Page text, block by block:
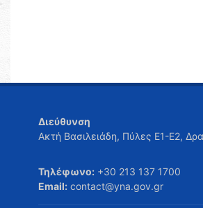
Διεύθυνση
Ακτή Βασιλειάδη, Πύλες Ε1-Ε2,
Τηλέφωνο: +30 213 137 1700
Email: contact@yna.gov.gr